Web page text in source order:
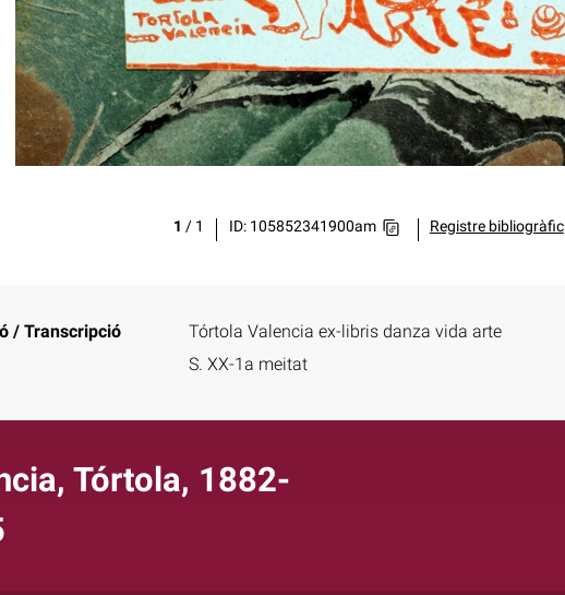
1 / 1 ID: 105852341900am Registre bibliogràfic
/ Transcripció
Tórtola Valencia ex-libris danza vida arte
S. XX-1a meitat
Tórtola, 1882-